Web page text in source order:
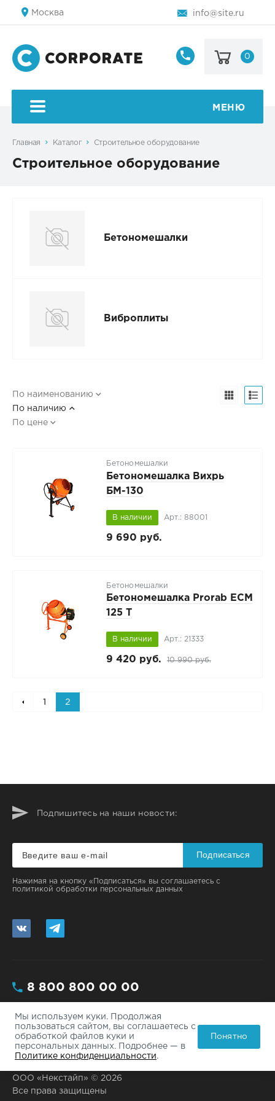
Москва info@site.ru
8
123-
0
МЕНЮ
Главная Каталог Строительное оборудование
Строительное оборудование
Бетономешалки
Виброплиты
По наименованию
По наличию
По цене
Бетономешалки
Бетономешалка Вихрь
БМ-130
9 690 руб.
В наличии Арт.: 88001
Бетономешалки
Бетономешалка Prorab ECM
125 T
9 420 руб. 10 990 руб.
В наличии Арт.: 21333
1 2
Подпишитесь на наши новости:
Подписаться
Нажимая на кнопку «Подписаться» вы соглашаетесь с
политикой обработки персональных данных
8 800 800 00 00
Москва, ул. Большая, 112/3 - 200
info@site.ru
ООО «Некстайп» © 2026
Все права защищены
Мы используем куки. Продолжая
пользоваться сайтом, вы соглашаетесь с
обработкой файлов куки и
персональных данных. Подробнее — в
Политике конфиденциальности.
Понятно